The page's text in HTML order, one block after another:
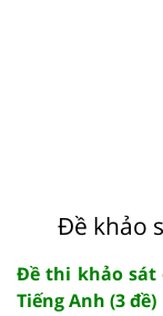
Đề khảo
Đề thi khảo sát
Tiếng Anh (3 đề)